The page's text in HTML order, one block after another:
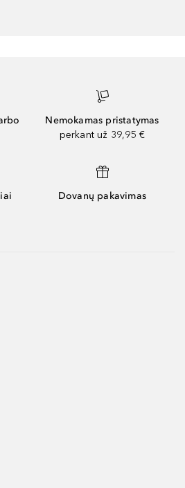
Nemokamas pristatymas
perkant už 39,95 €
Dovanų pakavimas